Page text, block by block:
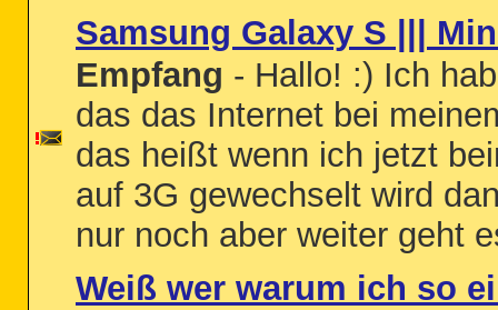
Samsung Galaxy S |||
Empfang - Hallo! :) Ich
das das Internet bei
das heißt wenn ich jetzt
auf 3G gewechselt wird
nur noch aber weiter geht
Weiß wer warum ich so